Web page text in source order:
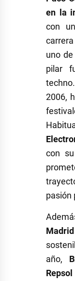
en la
con
uno
pilar
2006,
con
pasión
Madrid
año,
Repsol